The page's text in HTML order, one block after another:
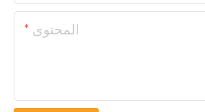
المحتوى